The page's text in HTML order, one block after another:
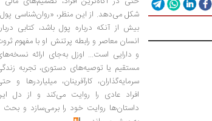
شکل می‌دهد. از این منظر، «روان‌شناسی
بیش از آنکه درباره پول باشد، کتابی
انسان معاصر و رابطه پرتنش او با مفهوم
و دارایی است... اوزل به‌جای ارائه
مستقیم یا توصیه‌های دستوری، تجربه
سرمایه‌گذاران، کارآفرینان، میلیاردرها و
افراد عادی را روایت می‌کند و از دل
داستان‌ها روایت خود را برمی‌سازد و بحث